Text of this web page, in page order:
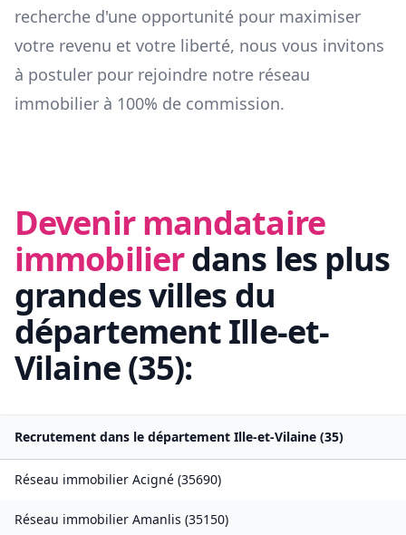
recherche d'une opportunité pour maximiser
votre revenu et votre liberté, nous vous invitons
à postuler pour rejoindre notre réseau
immobilier à 100% de commission.
Devenir mandataire
immobilierdans les plus
grandes villes du
départementIlle-et-
Vilaine(35):
Recrutement dans le département Ille-et-Vilaine (35)
Réseau immobilier Acigné (35690)
Réseau immobilier Amanlis (35150)